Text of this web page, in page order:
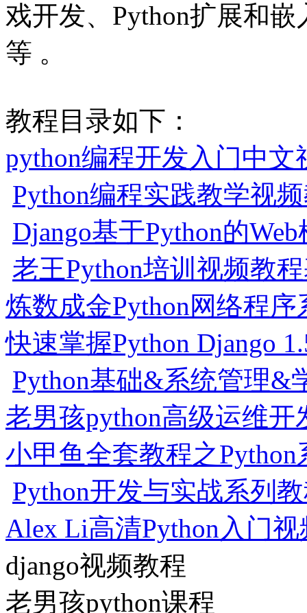
戏开发、Python扩展和
等 。
教程目录如下：
python编程开发入门中文
Python编程实践教学视
Django基于Python的
老王Python培训视频教
炼数成金Python网络程序
快速掌握Python Django
Python基础&系统管理&
老男孩python高级运维
小甲鱼全套教程之
Python开发与实战系列
Alex Li高清Python入门
django视频教程
老男孩python课程